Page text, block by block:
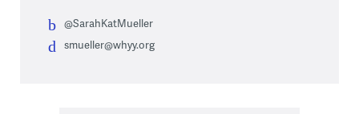
@SarahKatMueller
smueller@whyy.org